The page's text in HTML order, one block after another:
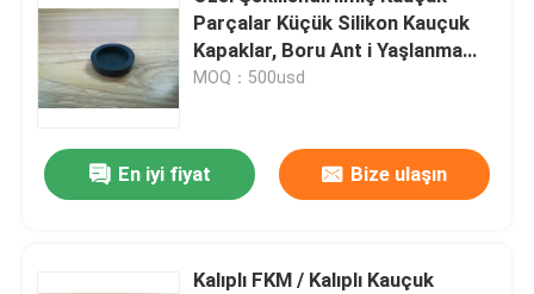
Parçalar Küçük Silikon Kauçuk
Kapaklar, Boru Ant i Yaşlanma
için
MOQ：500usd
En iyi fiyat Bize ulaşın
Kalıplı FKM / Kalıplı Kauçuk